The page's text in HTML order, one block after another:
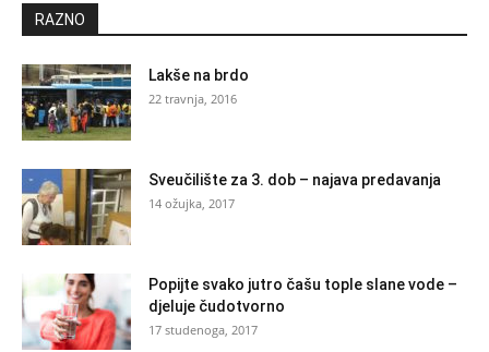
RAZNO
Lakše na brdo
22 travnja, 2016
Sveučilište za 3. dob – najava predavanja
14 ožujka, 2017
Popijte svako jutro čašu tople slane vode –
djeluje čudotvorno
17 studenoga, 2017